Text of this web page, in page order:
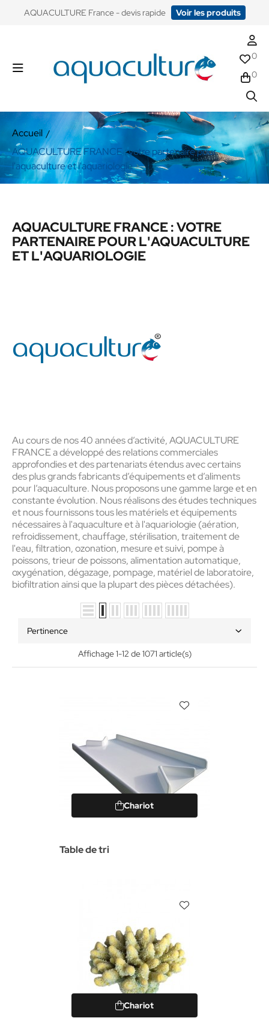
​AQUACULTURE France - devis rapide Voir les produits
0
0
Accueil
AQUACULTURE FRANCE : votre partenaire pour
l'aquaculture et l'aquariologie
AQUACULTURE FRANCE : VOTRE
PARTENAIRE POUR L'AQUACULTURE
ET L'AQUARIOLOGIE
Au cours de nos 40 années d’activité, AQUACULTURE
FRANCE a développé des relations commerciales
approfondies et des partenariats étendus avec certains
des plus grands fabricants d’équipements et d’aliments
pour l’aquaculture. Nous proposons une gamme large et en
constante évolution. Nous réalisons des études techniques
et nous fournissons tous les matériels et équipements
nécessaires à l'aquaculture et à l'aquariologie (aération,
refroidissement, chauffage, stérilisation, traitement de
l'eau, filtration, ozonation, mesure et suivi, pompe à
poissons, trieur de poissons, alimentation automatique,
oxygénation, dégazage, pompage, matériel de laboratoire,
biofiltration ainsi que la plupart des pièces détachées).
Pertinence
Affichage 1-12 de 1071 article(s)
Chariot
Table de tri
Chariot